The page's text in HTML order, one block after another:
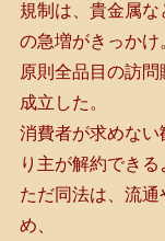
規制は、貴金属
の急増がきっかけ
原則全品目の訪
成立した。
消費者が求めな
り主が解約できる
ただ同法は、流
め、